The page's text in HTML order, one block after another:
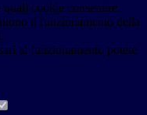
quali cookie consentire.
il funzionamento della
al funzionamento potete